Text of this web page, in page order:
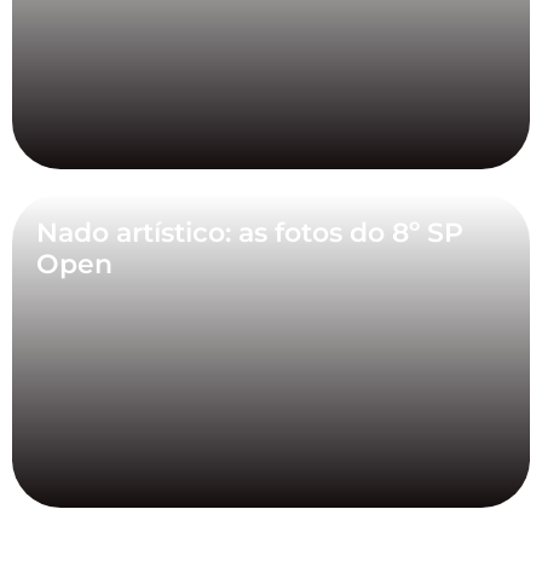
Nado artístico: as fotos do 8º SP
Open